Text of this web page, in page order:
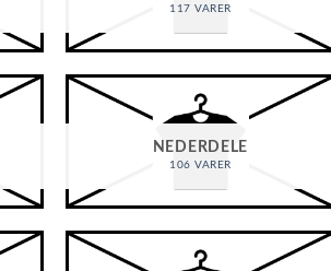
117 VARER
NEDERDELE
106 VARER